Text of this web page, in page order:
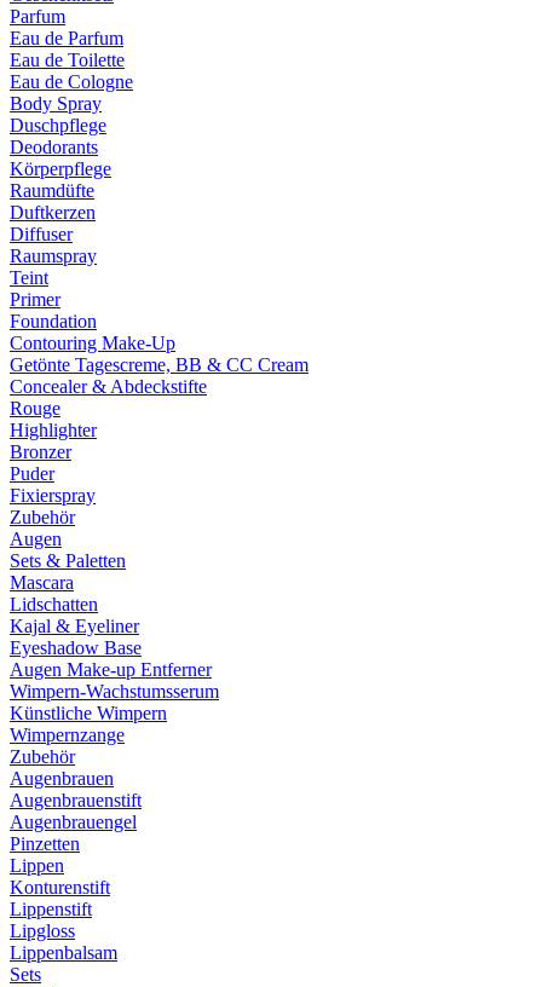
Parfum
Eau de Parfum
Eau de Toilette
Eau de Cologne
Body Spray
Duschpflege
Deodorants
Körperpflege
Raumdüfte
Duftkerzen
Diffuser
Raumspray
Teint
Primer
Foundation
Contouring Make-Up
Getönte Tagescreme, BB & CC Cream
Concealer & Abdeckstifte
Rouge
Highlighter
Bronzer
Puder
Fixierspray
Zubehör
Augen
Sets & Paletten
Mascara
Lidschatten
Kajal & Eyeliner
Eyeshadow Base
Augen Make-up Entferner
Wimpern-Wachstumsserum
Künstliche Wimpern
Wimpernzange
Zubehör
Augenbrauen
Augenbrauenstift
Augenbrauengel
Pinzetten
Lippen
Konturenstift
Lippenstift
Lipgloss
Lippenbalsam
Sets